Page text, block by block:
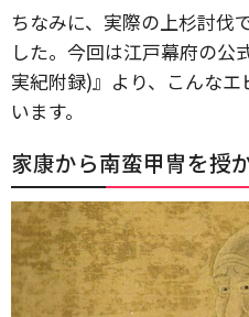
ちなみに、実際の上杉討伐
した。今回は江戸幕府の公
実紀附録)』より、こんな
います。
家康から南蛮甲冑を授